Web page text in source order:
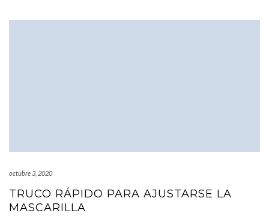
octubre 3, 2020
TRUCO RÁPIDO PARA AJUSTARSE LA
MASCARILLA